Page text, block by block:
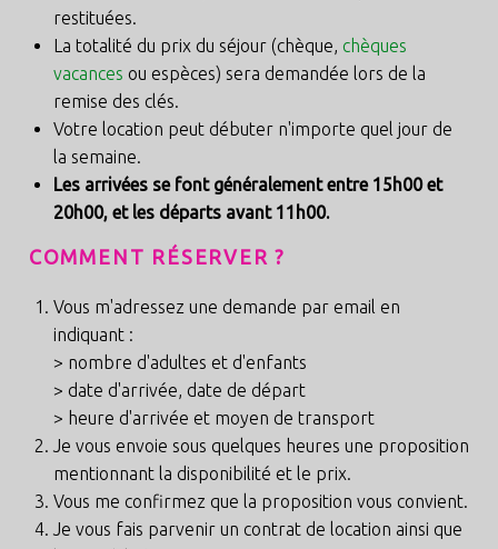
restituées.
La totalité du prix du séjour (chèque, chèques
vacances ou espèces) sera demandée lors de la
remise des clés.
Votre location peut débuter n'importe quel jour de
la semaine.
Les arrivées se font généralement entre 15h00 et
20h00, et les départs avant 11h00.
COMMENT RÉSERVER ?
Vous m'adressez une demande par email en
indiquant :
> nombre d'adultes et d'enfants
> date d'arrivée, date de départ
> heure d'arrivée et moyen de transport
Je vous envoie sous quelques heures une proposition
mentionnant la disponibilité et le prix.
Vous me confirmez que la proposition vous convient.
Je vous fais parvenir un contrat de location ainsi que